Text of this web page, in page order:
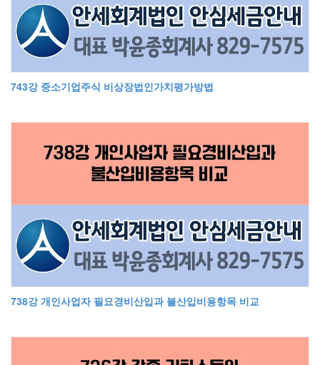
743강 중소기업주식 비상장법인가치평가방법
738강 개인사업자 필요경비산입과 불산입비용항목 비교